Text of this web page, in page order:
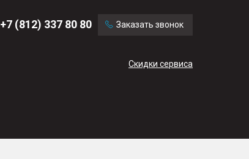
+7 (812) 337 80 80 Заказать звонок
Скидки сервиса